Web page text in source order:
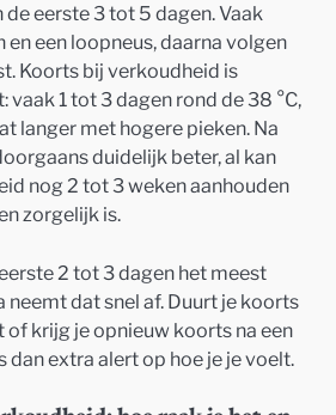
eerste 3 tot 5 dagen. Vaak
en een loopneus, daarna volgen
Koorts bij verkoudheid is
vaak 1 tot 3 dagen rond de 38 °C,
langer met hogere pieken. Na
duidelijk beter, al kan
nog 2 tot 3 weken aanhouden
zorgelijk is.
2 tot 3 dagen het meest
dat snel af. Duurt je koorts
of krijg je opnieuw koorts na een
dan extra alert op hoe je je voelt.